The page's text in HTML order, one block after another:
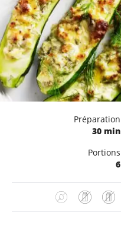
Préparation
30 min
Portions
6